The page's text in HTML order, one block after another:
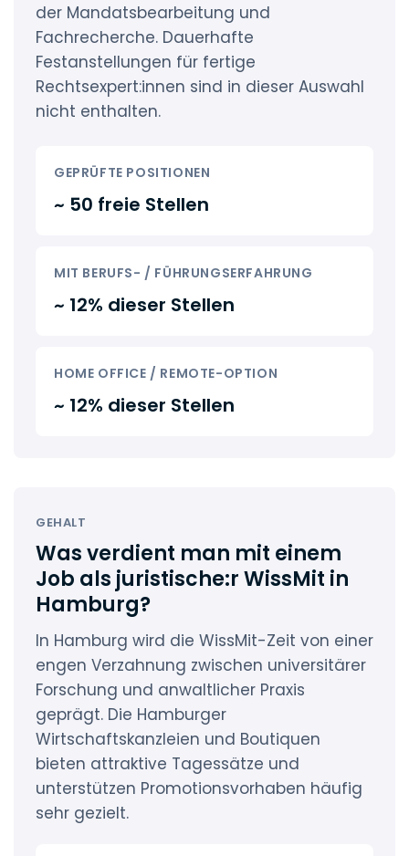
der Mandatsbearbeitung und
Fachrecherche. Dauerhafte
Festanstellungen für fertige
Rechtsexpert:innen sind in dieser Auswahl
nicht enthalten.
GEPRÜFTE POSITIONEN
~ 50 freie Stellen
MIT BERUFS- / FÜHRUNGSERFAHRUNG
~ 12% dieser Stellen
HOME OFFICE / REMOTE-OPTION
~ 12% dieser Stellen
GEHALT
Was verdient man mit einem
Job als juristische:r WissMit in
Hamburg?
In Hamburg wird die WissMit-Zeit von einer
engen Verzahnung zwischen universitärer
Forschung und anwaltlicher Praxis
geprägt. Die Hamburger
Wirtschaftskanzleien und Boutiquen
bieten attraktive Tagessätze und
unterstützen Promotionsvorhaben häufig
sehr gezielt.